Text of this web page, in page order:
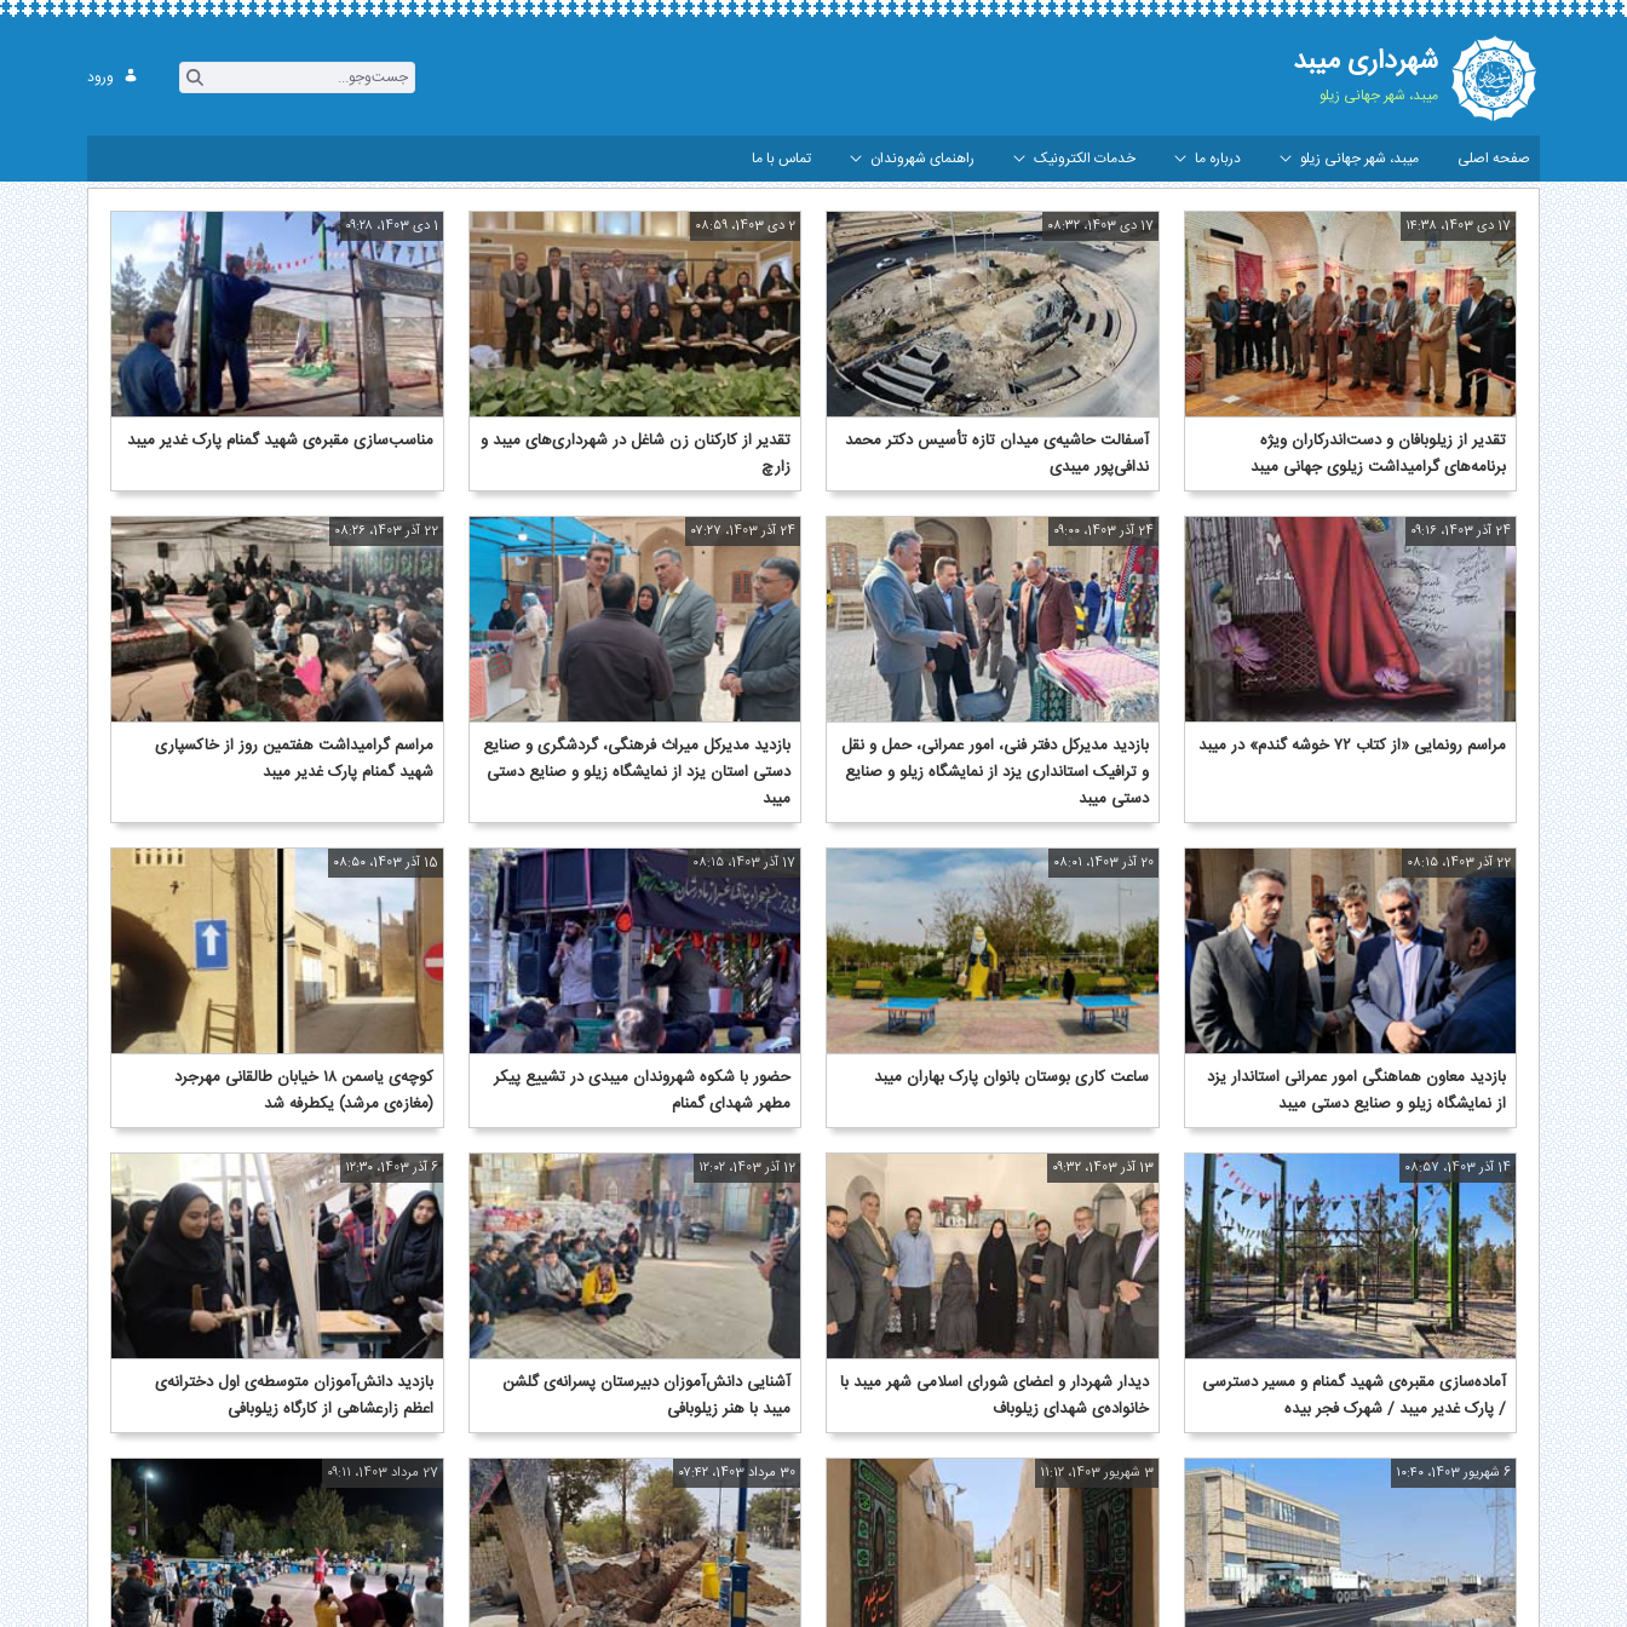
شهرداری میبد
میبد، شهر جهانی زیلو
ورود
صفحه اصلی میبد، شهر جهانی زیلو درباره ما خدمات الکترونیک راهنمای شهروندان تماس با ما
آرشیو گزارش تصویری - شهرداری میبد
تقدیر از زیلوبافان و دست‌اندرکاران ویژه
برنامه‌های گرامیداشت زیلوی جهانی میبد
17 دی 1403، ۱۴:۳۸
آسفالت حاشیه‌ی میدان تازه تأسیس دکتر محمد
ندافی‌پور میبدی
17 دی 1403، ۰۸:۳۲
تقدیر از کارکنان زن شاغل در شهرداری‌های میبد و
زارچ
2 دی 1403، ۰۸:۵۹
مناسب‌سازی مقبره‌ی شهید گمنام پارک غدیر میبد
1 دی 1403، ۰۹:۲۸
مراسم رونمایی «از کتاب ۷۲ خوشه گندم» در میبد
24 آذر 1403، ۰۹:۱۶
بازدید مدیرکل دفتر فنی، امور عمرانی، حمل و نقل
و ترافیک استانداری یزد از نمایشگاه زیلو و صنایع
دستی میبد
24 آذر 1403، ۰۹:۰۰
بازدید مدیرکل میراث فرهنگی، گردشگری و صنایع
دستی استان یزد از نمایشگاه زیلو و صنایع دستی
میبد
24 آذر 1403، ۰۷:۲۷
مراسم گرامیداشت هفتمین روز از خاکسپاری
شهید گمنام پارک غدیر میبد
22 آذر 1403، ۰۸:۲۶
بازدید معاون هماهنگی امور عمرانی استاندار یزد
از نمایشگاه زیلو و صنایع دستی میبد
22 آذر 1403، ۰۸:۱۵
ساعت کاری بوستان بانوان پارک بهاران میبد
20 آذر 1403، ۰۸:۰۱
حضور با شکوه شهروندان میبدی در تشییع پیکر
مطهر شهدای گمنام
17 آذر 1403، ۰۸:۱۵
کوچه‌ی یاسمن ۱۸ خیابان طالقانی مهرجرد
(مغازه‌ی مرشد) یکطرفه شد
15 آذر 1403، ۰۸:۵۰
آماده‌سازی مقبره‌ی شهید گمنام و مسیر دسترسی
/ پارک غدیر میبد / شهرک فجر بیده
14 آذر 1403، ۰۸:۵۷
دیدار شهردار و اعضای شورای اسلامی شهر میبد با
خانواده‌ی شهدای زیلوباف
13 آذر 1403، ۰۹:۳۲
آشنایی دانش‌آموزان دبیرستان پسرانه‌ی گلشن
میبد با هنر زیلوبافی
12 آذر 1403، ۱۲:۰۲
بازدید دانش‌آموزان متوسطه‌ی اول دخترانه‌ی
اعظم زارعشاهی از کارگاه زیلوبافی
6 آذر 1403، ۱۲:۳۰
6 شهریور 1403، ۱۰:۴۰ 3 شهریور 1403، ۱۱:۱۲ 30 مرداد 1403، ۰۷:۴۲ 27 مرداد 1403، ۰۹:۱۱